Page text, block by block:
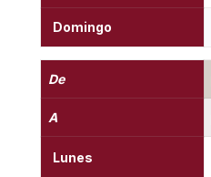
Domingo
De
A
Lunes